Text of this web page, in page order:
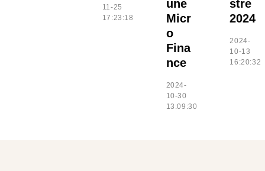
11-25
17:23:18
une
Micr
o
Fina
nce
2024-
10-30
13:09:30
stre
2024
2024-
10-13
16:20:32